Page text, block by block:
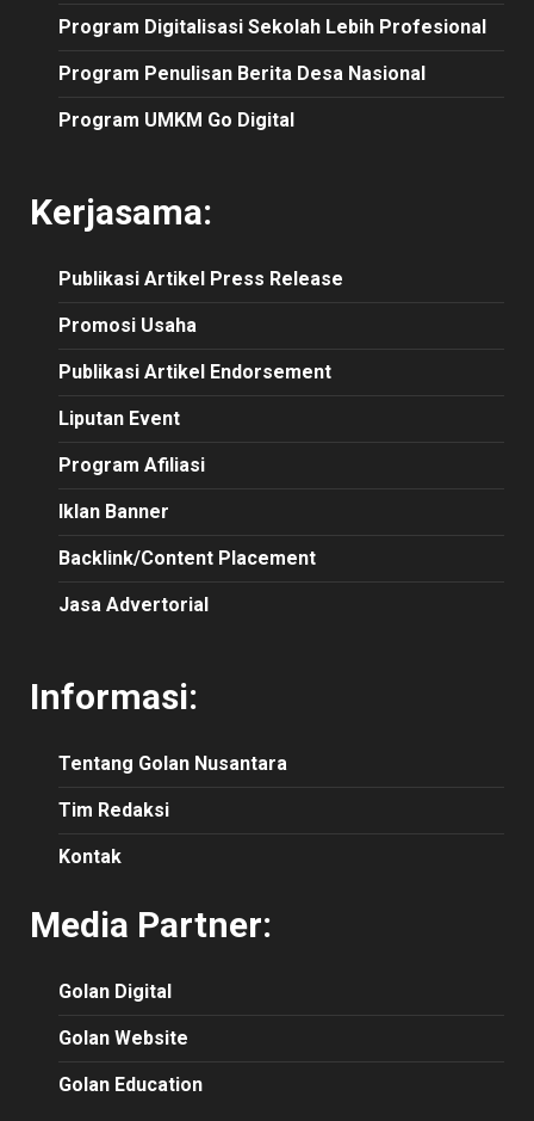
Program Digitalisasi Sekolah Lebih Profesional
Program Penulisan Berita Desa Nasional
Program UMKM Go Digital
Kerjasama:
Publikasi Artikel Press Release
Promosi Usaha
Publikasi Artikel Endorsement
Liputan Event
Program Afiliasi
Iklan Banner
Backlink/Content Placement
Jasa Advertorial
Informasi:
Tentang Golan Nusantara
Tim Redaksi
Kontak
Media Partner:
Golan Digital
Golan Website
Golan Education